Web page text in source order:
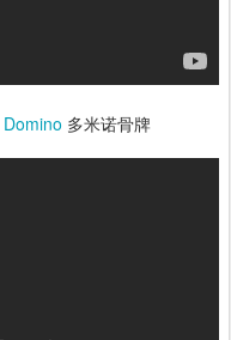
Domino 多米诺骨牌